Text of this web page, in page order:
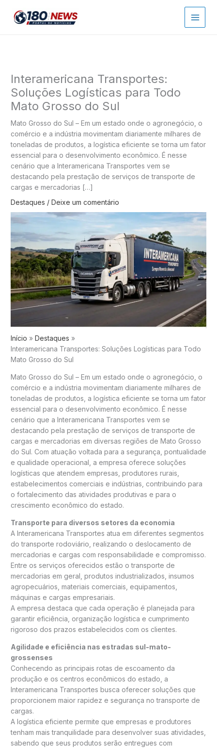
para
Interamericana Transportes:
Soluções Logísticas para Todo
Mato Grosso do Sul
Mato Grosso do Sul – Em um estado onde o agronegócio, o
comércio e a indústria movimentam diariamente milhares de
toneladas de produtos, a logística eficiente se torna um fator
essencial para o desenvolvimento econômico. É nesse
cenário que a Interamericana Transportes vem se
destacando pela prestação de serviços de transporte de
cargas e mercadorias […]
Destaques / Deixe um comentário
Início
Destaques
Interamericana Transportes: Soluções Logísticas para Todo
Mato Grosso do Sul
Mato Grosso do Sul – Em um estado onde o agronegócio, o
comércio e a indústria movimentam diariamente milhares de
toneladas de produtos, a logística eficiente se torna um fator
essencial para o desenvolvimento econômico. É nesse
cenário que a Interamericana Transportes vem se
destacando pela prestação de serviços de transporte de
cargas e mercadorias em diversas regiões de Mato Grosso
do Sul. Com atuação voltada para a segurança, pontualidade
e qualidade operacional, a empresa oferece soluções
logísticas que atendem empresas, produtores rurais,
estabelecimentos comerciais e indústrias, contribuindo para
o fortalecimento das atividades produtivas e para o
crescimento econômico do estado.
Transporte para diversos setores da economia
A Interamericana Transportes atua em diferentes segmentos
do transporte rodoviário, realizando o deslocamento de
mercadorias e cargas com responsabilidade e compromisso.
Entre os serviços oferecidos estão o transporte de
mercadorias em geral, produtos industrializados, insumos
agropecuários, materiais comerciais, equipamentos,
máquinas e cargas empresariais.
A empresa destaca que cada operação é planejada para
garantir eficiência, organização logística e cumprimento
rigoroso dos prazos estabelecidos com os clientes.
Agilidade e eficiência nas estradas sul-mato-
grossenses
Conhecendo as principais rotas de escoamento da
produção e os centros econômicos do estado, a
Interamericana Transportes busca oferecer soluções que
proporcionem maior rapidez e segurança no transporte de
cargas.
A logística eficiente permite que empresas e produtores
tenham mais tranquilidade para desenvolver suas atividades,
sabendo que seus produtos serão entregues com